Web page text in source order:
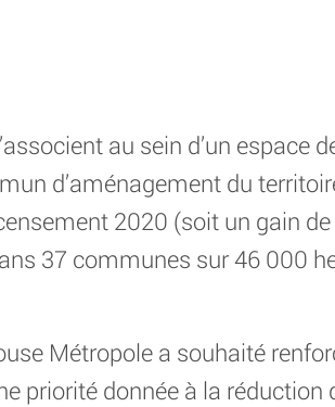
au sein d’un espace
d’aménagement du
2020 (soit un gain
37 communes sur 46 000
Métropole a souhaité
priorité donnée à la réduction